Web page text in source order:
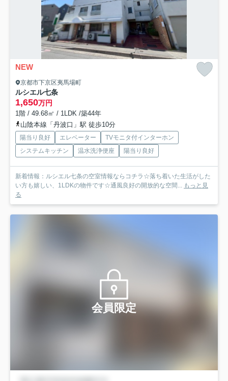
NEW
京都市下京区夷馬場町
ルシエル七条
1,650万円
1階 / 49.68㎡ / 1LDK /築44年
山陰本線「丹波口」駅 徒歩10分
陽当り良好 エレベーター
TVモニタ付インターホン
システムキッチン
温水洗浄便座 陽当り良好
新着情報：ルシエル七条の空室情報ならコチラ☆落ち着いた生活がした
い方も嬉しい、1LDKの物件です☆通風良好の開放的な空間... もっと見
る
会員限定